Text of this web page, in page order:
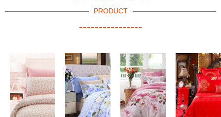
PRODUCT
----------------